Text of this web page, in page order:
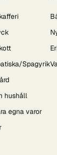
Spagyrik
hushåll
egna varor